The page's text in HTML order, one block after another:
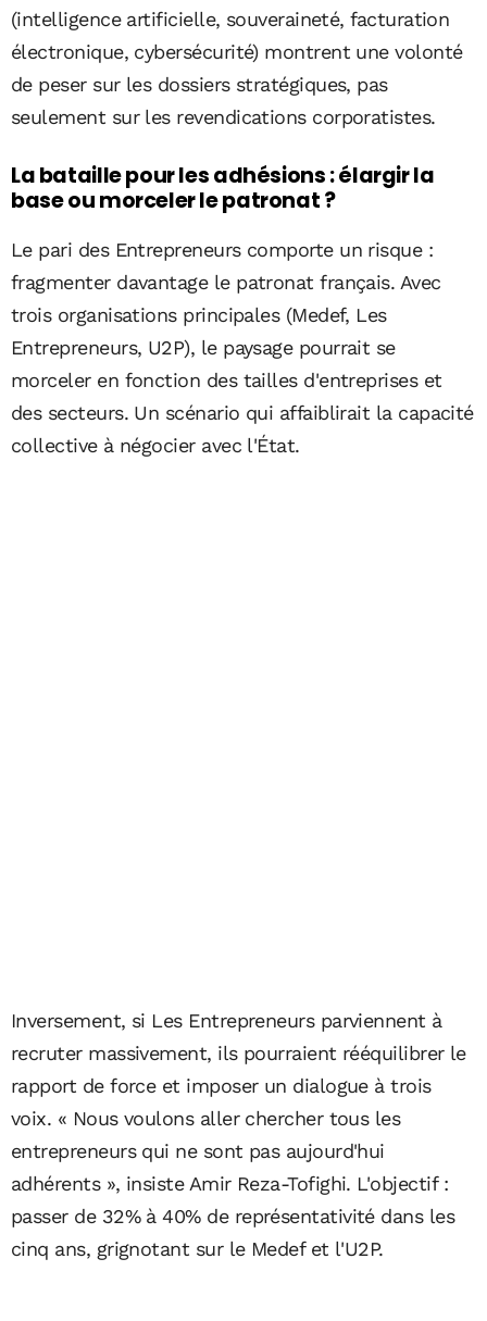
(intelligence artificielle, souveraineté, facturation
électronique, cybersécurité) montrent une volonté
de peser sur les dossiers stratégiques, pas
seulement sur les revendications corporatistes.
La bataille pour les adhésions : élargir la
base ou morceler le patronat ?
Le pari des Entrepreneurs comporte un risque :
fragmenter davantage le patronat français. Avec
trois organisations principales (Medef, Les
Entrepreneurs, U2P), le paysage pourrait se
morceler en fonction des tailles d'entreprises et
des secteurs. Un scénario qui affaiblirait la capacité
collective à négocier avec l'État.
Inversement, si Les Entrepreneurs parviennent à
recruter massivement, ils pourraient rééquilibrer le
rapport de force et imposer un dialogue à trois
voix. « Nous voulons aller chercher tous les
entrepreneurs qui ne sont pas aujourd'hui
adhérents », insiste Amir Reza-Tofighi. L'objectif :
passer de 32% à 40% de représentativité dans les
cinq ans, grignotant sur le Medef et l'U2P.